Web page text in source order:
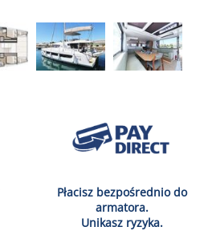
Płacisz bezpośrednio do
armatora.
Unikasz ryzyka.